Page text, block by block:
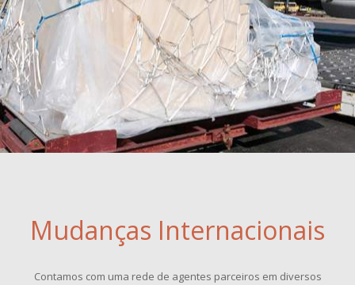
Mudanças Internacionais
Contamos com uma rede de agentes parceiros em diversos